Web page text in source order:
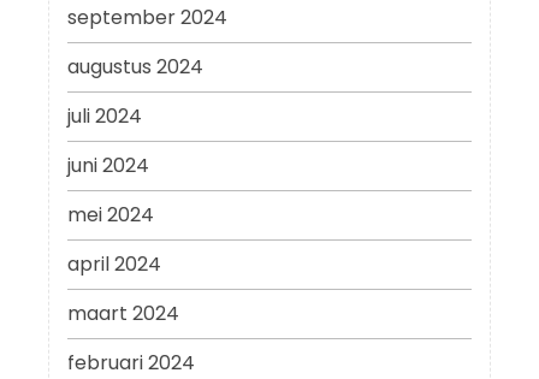
september 2024
augustus 2024
juli 2024
juni 2024
mei 2024
april 2024
maart 2024
februari 2024